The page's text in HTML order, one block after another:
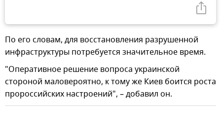
По его словам, для восстановления разрушенной
инфраструктуры потребуется значительное время.
"Оперативное решение вопроса украинской
стороной маловероятно, к тому же Киев боится роста
пророссийских настроений", – добавил он.